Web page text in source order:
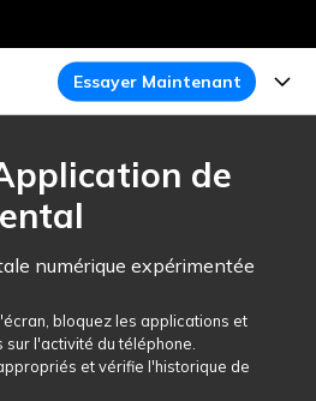
Essayer Maintenant
Vie Numérique de Vos Enfants
Essai Gratuit
de
numérique expérimentée
bloquez les applications et
l'activité du téléphone.
et vérifie l'historique de